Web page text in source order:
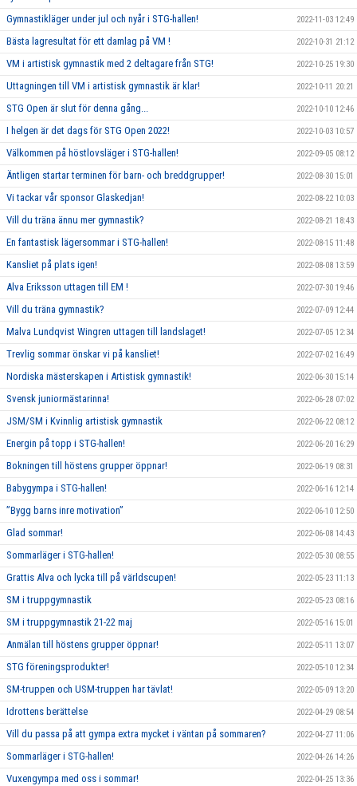
Gymnastikläger under jul och nyår i STG-hallen! 2022-11-03 12:49
Bästa lagresultat för ett damlag på VM ! 2022-10-31 21:12
VM i artistisk gymnastik med 2 deltagare från STG! 2022-10-25 19:30
Uttagningen till VM i artistisk gymnastik är klar! 2022-10-11 20:21
STG Open är slut för denna gång... 2022-10-10 12:46
I helgen är det dags för STG Open 2022! 2022-10-03 10:57
Välkommen på höstlovsläger i STG-hallen! 2022-09-05 08:12
Äntligen startar terminen för barn- och breddgrupper! 2022-08-30 15:01
Vi tackar vår sponsor Glaskedjan! 2022-08-22 10:03
Vill du träna ännu mer gymnastik? 2022-08-21 18:43
En fantastisk lägersommar i STG-hallen! 2022-08-15 11:48
Kansliet på plats igen! 2022-08-08 13:59
Alva Eriksson uttagen till EM ! 2022-07-30 19:46
Vill du träna gymnastik? 2022-07-09 12:44
Malva Lundqvist Wingren uttagen till landslaget! 2022-07-05 12:34
Trevlig sommar önskar vi på kansliet! 2022-07-02 16:49
Nordiska mästerskapen i Artistisk gymnastik! 2022-06-30 15:14
Svensk juniormästarinna! 2022-06-28 07:02
JSM/SM i Kvinnlig artistisk gymnastik 2022-06-22 08:12
Energin på topp i STG-hallen! 2022-06-20 16:29
Bokningen till höstens grupper öppnar! 2022-06-19 08:31
Babygympa i STG-hallen! 2022-06-16 12:14
”Bygg barns inre motivation” 2022-06-10 12:50
Glad sommar! 2022-06-08 14:43
Sommarläger i STG-hallen! 2022-05-30 08:55
Grattis Alva och lycka till på världscupen! 2022-05-23 11:13
SM i truppgymnastik 2022-05-23 08:16
SM i truppgymnastik 21-22 maj 2022-05-16 15:01
Anmälan till höstens grupper öppnar! 2022-05-11 13:07
STG föreningsprodukter! 2022-05-10 12:34
SM-truppen och USM-truppen har tävlat! 2022-05-09 13:20
Idrottens berättelse 2022-04-29 08:54
Vill du passa på att gympa extra mycket i väntan på sommaren? 2022-04-27 11:06
Sommarläger i STG-hallen! 2022-04-26 14:26
Vuxengympa med oss i sommar! 2022-04-25 13:36